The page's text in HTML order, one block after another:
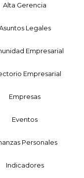
Alta Gerencia
Legales
Empresarial
Empresarial
Empresas
Eventos
Personales
Indicadores